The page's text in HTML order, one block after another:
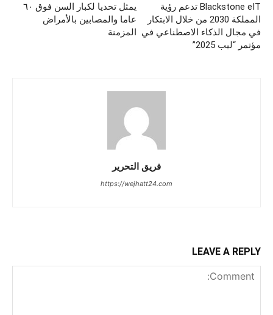
يمثل تحديا لكبار السن فوق ٦٠
عاما والمصابين بالأمراض
المزمنة
Blackstone eIT تدعم رؤية
المملكة 2030 من خلال الابتكار
في مجال الذكاء الاصطناعي في
مؤتمر “ليب 2025”
فريق التحرير
https://wejhatt24.com
LEAVE A REPLY